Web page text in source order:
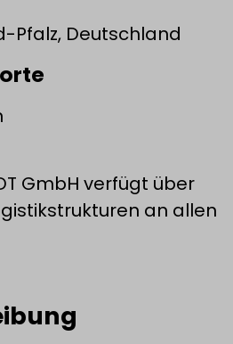
Pfalz, Deutschland
GmbH verfügt über
an allen